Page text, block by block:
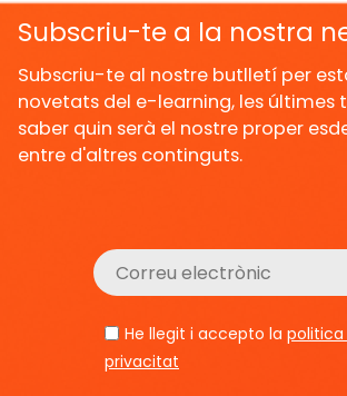
Subscriu-te a la nostra
Subscriu-te al nostre butlletí per
novetats del e-learning, les últimes
saber quin serà el nostre proper
entre d'altres continguts.
He llegit i accepto la politica
privacitat